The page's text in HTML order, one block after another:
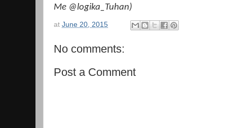
Me @logika_Tuhan)
at June 20, 2015
No comments:
Post a Comment